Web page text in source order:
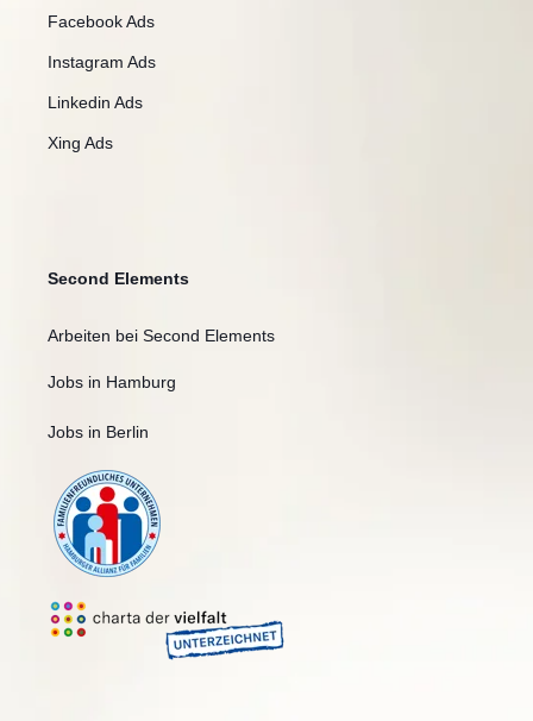
Facebook Ads
Instagram Ads
Linkedin Ads
Xing Ads
Second Elements
Arbeiten bei Second Elements
Jobs in Hamburg
Jobs in Berlin